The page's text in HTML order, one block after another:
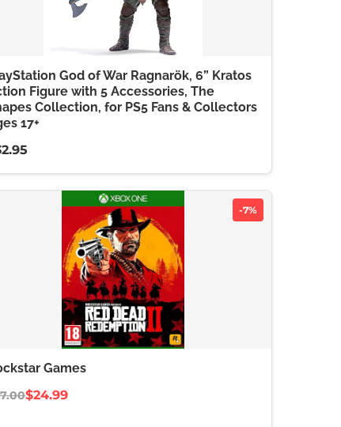
God of War Ragnarök, 6” Kratos
Figure with 5 Accessories, The
Collection, for PS5 Fans & Collectors
17+
-7%
Games
$24.99